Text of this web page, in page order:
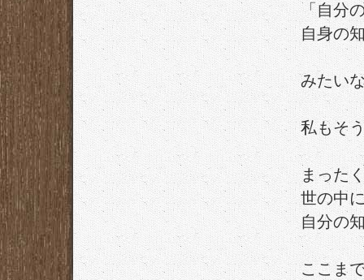
「自分
自身の
みたい
私もそ
まった
世の中
自分の
ここま